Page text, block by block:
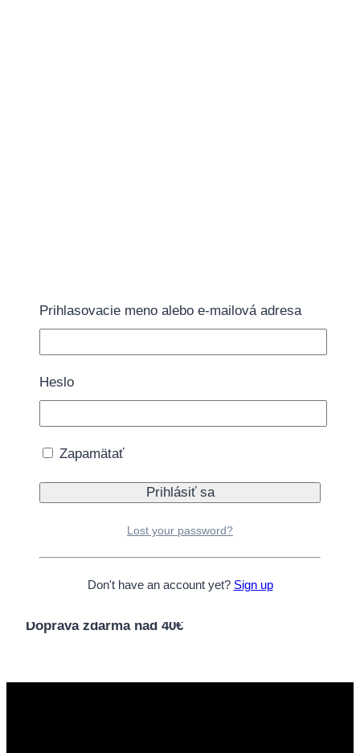
Párty klobúčik Vesmír
0.45€
Vyfarbite svoj vlastný klobúčik
Pridať do košíka
Doprava zdarma nad 40€
Prihlasovacie meno alebo e-mailová adresa
Heslo
Zapamätať
Lost your password?
Don't have an account yet? Sign up